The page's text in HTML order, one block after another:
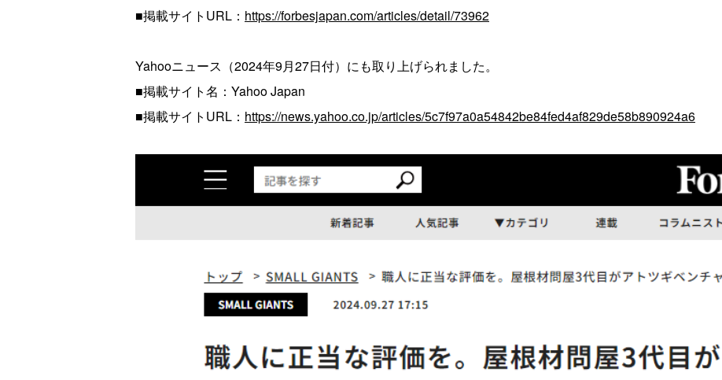
■掲載サイトURL： https://forbesjapan.com/articles/detail/73962
Yahooニュース（2024年9月27日付）にも取り上げられました。
■掲載サイト名：Yahoo Japan
■掲載サイトURL： https://news.yahoo.co.jp/articles/5c7f97a0a54842be84fed4af829de58b890924a6